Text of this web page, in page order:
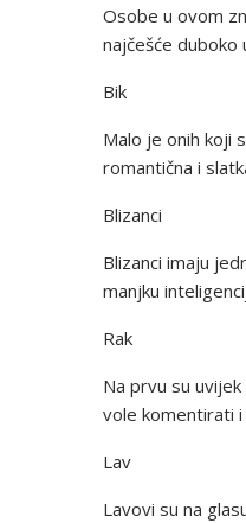
Osobe u ovom
najčešće duboko
Bik
Malo je onih koji
romantična i
Blizanci
Blizanci imaju
manjku
Rak
Na prvu su
vole komentirati
Lav
Lavovi su na